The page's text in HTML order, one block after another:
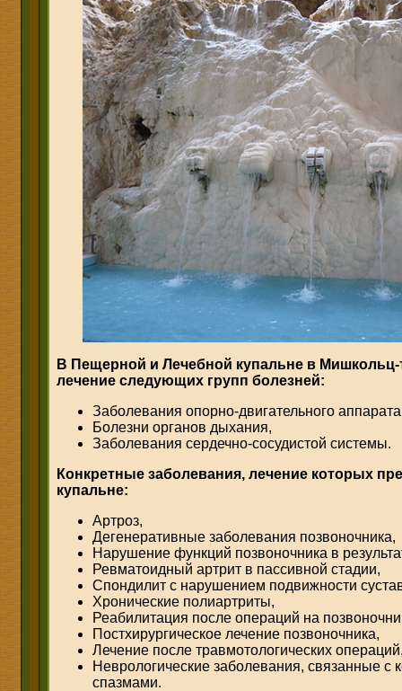
В Пещерной и Лечебной купальне в Мишкольц-
лечение следующих групп болезней:
Заболевания опорно-двигательного
Болезни органов дыхания,
Заболевания сердечно-сосудистой системы.
Конкретные заболевания, лечение которых
купальне:
Артроз,
Дегенеративные заболевания позвоночника,
Нарушение функций позвоночника в
Ревматоидный артрит в пассивной стадии,
Спондилит с нарушением подвижности
Хронические полиартриты,
Реабилитация после операций на
Постхирургическое лечение позвоночника,
Лечение после травмотологических
Неврологические заболевания, связанные
спазмами.